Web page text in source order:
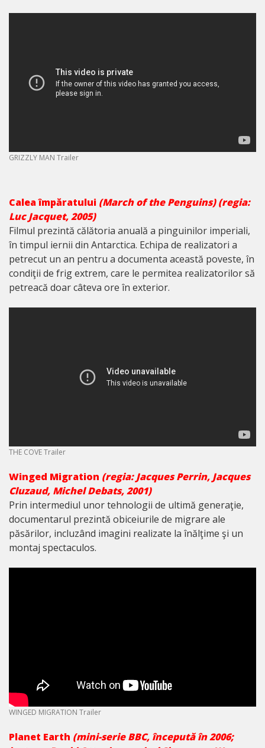
GRIZZLY MAN Trailer
Calea împăratului (March of the Penguins) (regia:
Luc Jacquet, 2005)
Filmul prezintă călătoria anuală a pinguinilor imperiali,
în timpul iernii din Antarctica. Echipa de realizatori a
petrecut un an pentru a documenta această poveste, în
condiţii de frig extrem, care le permitea realizatorilor să
petreacă doar câteva ore în exterior.
THE COVE Trailer
Winged Migration (regia: Jacques Perrin, Jacques
Cluzaud, Michel Debats, 2001)
Prin intermediul unor tehnologii de ultimă generaţie,
documentarul prezintă obiceiurile de migrare ale
păsărilor, incluzând imagini realizate la înălţime şi un
montaj spectaculos.
WINGED MIGRATION Trailer
Planet Earth (mini-serie BBC, începută în 2006;